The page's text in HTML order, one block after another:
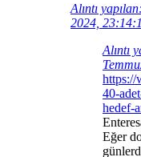
Alıntı
2024,
Alıntı
https://
40-
hedef-
Eğer